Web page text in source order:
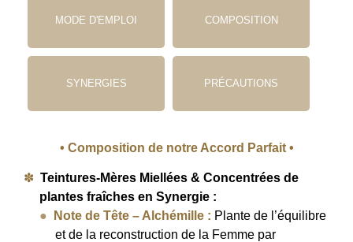
MODE D'EMPLOI COMPOSITION
SYNERGIES PRÉCAUTIONS
• Composition de notre Accord Parfait •
Teintures-Mères Miellées & Concentrées de
plantes fraîches en Synergie :
Note de Tête – Alchémille : Plante de l’équilibre
et de la reconstruction de la Femme par